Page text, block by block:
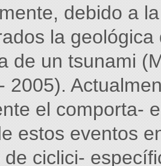
debido a
la
de un tsunami
2005).
el comporta-
estos eventos
ciclici-